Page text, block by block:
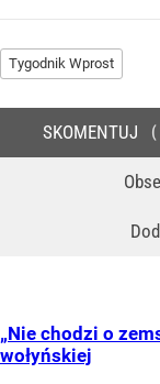
Tygodnik Wprost
SKOMENTUJ
„Nie chodzi o
wołyńskiej